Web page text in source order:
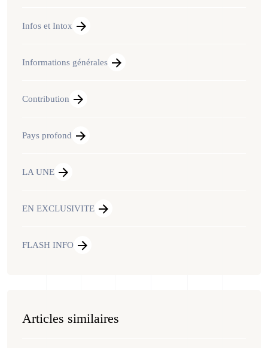
Infos et Intox
Informations générales
Contribution
Pays profond
LA UNE
EN EXCLUSIVITE
FLASH INFO
Articles similaires